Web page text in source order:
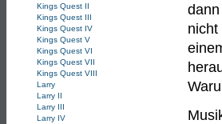
Kings Quest II
Kings Quest III
Kings Quest IV
Kings Quest V
Kings Quest VI
Kings Quest VII
Kings Quest VIII
Larry
Larry II
Larry III
Larry IV